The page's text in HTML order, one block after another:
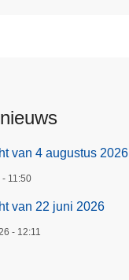
van 4 augustus 2026
11:50
van 22 juni 2026
- 12:11